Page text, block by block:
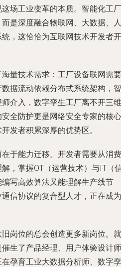
场工业变革的本质。智能化工厂
是深度融合物联网、大数据、人
，这恰恰为互联网技术开发者开
量技术需求：工厂设备联网需要
据流动依赖分布式系统架构，智
介入，数字孪生工厂离不开三维
全防护更是网络安全专家的核心
发者积累深厚的优势区。
于能力迁移。开发者需要从消费
，掌握OT（运营技术）与IT（
写高效算法又能理解生产线节
信协议的复合型人才，正在成为
岗位的总会创造更多新岗位。就
生了产品经理、用户体验设计师
孕育工业大数据分析师、数字孪